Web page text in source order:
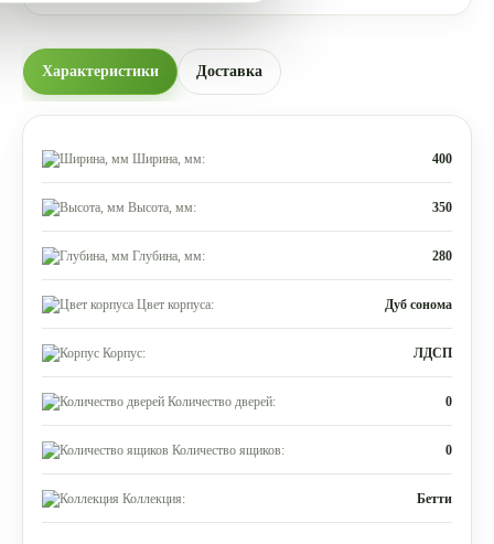
Характеристики Доставка
Ширина, мм: 400
Высота, мм: 350
Глубина, мм: 280
Цвет корпуса: Дуб сонома
Корпус: ЛДСП
Количество дверей: 0
Количество ящиков: 0
Коллекция: Бетти